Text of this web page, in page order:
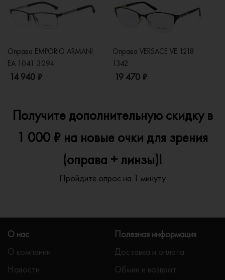
Оправа EMPORIO ARMANI
EA 1041 3094
14 940 ₽
Оправа VERSACE VE 1218
1342
19 470 ₽
Получите дополнительную скидку в
1 000 ₽ на новые очки для зрения
(оправа + линзы)!
Пройдите опрос на 1 минуту
О нас
О компании
Новости
Полезная информация
Доставка и оплата
Обмен и возврат